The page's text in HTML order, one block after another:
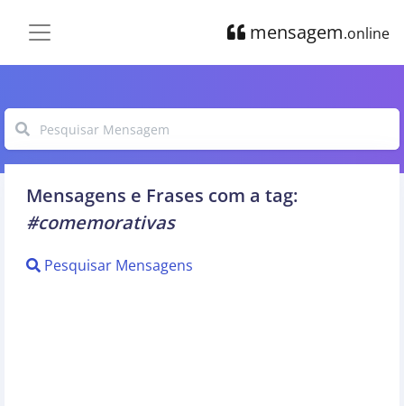
mensagem.online
Mensagens e Frases com a tag:
#comemorativas
Pesquisar Mensagens